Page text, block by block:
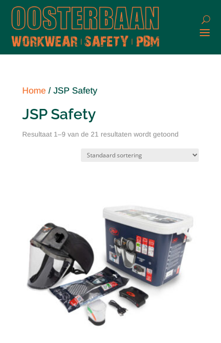
Home/ JSP Safety
JSP Safety
Resultaat 1–9 van de 21 resultaten wordt getoond